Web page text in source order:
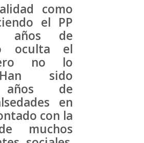
como
el PP
años de
oculta el
no lo
sido
años de
en
con la
muchos